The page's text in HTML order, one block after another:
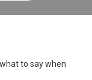
to say when